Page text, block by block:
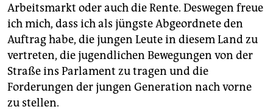
Arbeitsmarkt oder auch die Rente. Deswegen freue
ich mich, dass ich als jüngste Abgeordnete den
Auftrag habe, die jungen Leute in diesem Land zu
vertreten, die jugendlichen Bewegungen von der
Straße ins Parlament zu tragen und die
Forderungen der jungen Generation nach vorne
zu stellen.